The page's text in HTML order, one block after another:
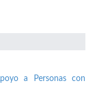
a Personas con